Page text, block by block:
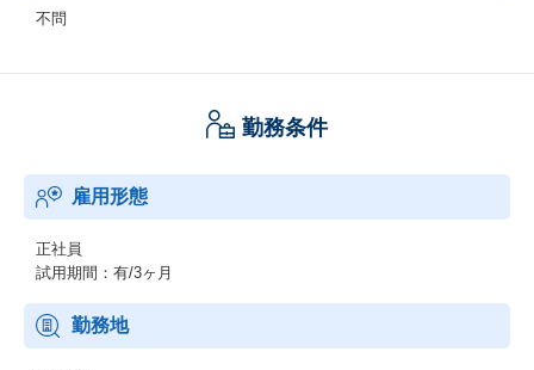
不問
勤務条件
雇用形態
正社員
試用期間：有/3ヶ月
勤務地